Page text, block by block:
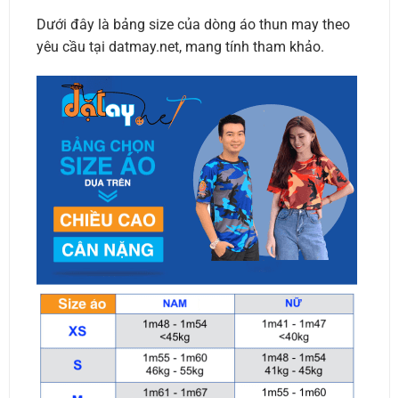
Dưới đây là bảng size của dòng áo thun may theo
yêu cầu tại datmay.net, mang tính tham khảo.